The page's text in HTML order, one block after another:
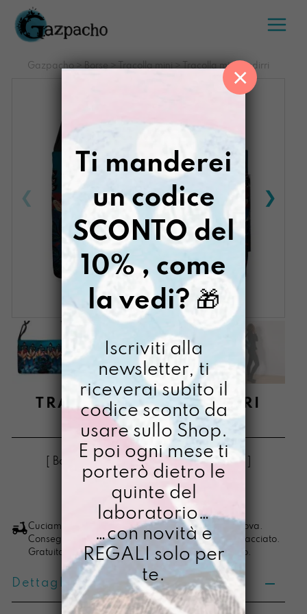
Salta
contenuto
Gazpacho > Borse > Tracolla mini > Tracolla mini Dadirri
TRACOLLA MINI DADIRRI
€ 74,00
[ Borse Borsa a tracolla: 20 x 32 x 6 cm ]
Tracolla
mini
Dadirri
quantità
LO VOGLIO
Cuciamo ogni ordine nel nostro laboratorio di Padova.
Consegna in 4/5 giorni lavorativi, pacco sempre tracciato.
Gratuita per ordini di importo superiore ai 100 euro.
Dettagli prodotto
Ti manderei
un codice
SCONTO del
10% , come
la vedi? 🎁
Iscriviti alla
newsletter, ti
riceverai subito il
codice sconto da
usare sullo Shop.
E poi ogni mese ti
porterò dietro le
quinte del
laboratorio…
…con novità e
REGALI solo per
te.
×